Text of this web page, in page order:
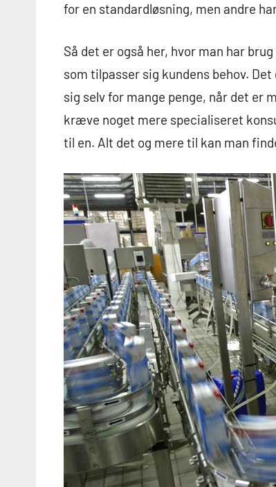
for en standardløsning, men andre
Så det er også her, hvor man har
som tilpasser sig kundens behov.
sig selv for mange penge, når det er
kræve noget mere specialiseret
til en. Alt det og mere til kan man